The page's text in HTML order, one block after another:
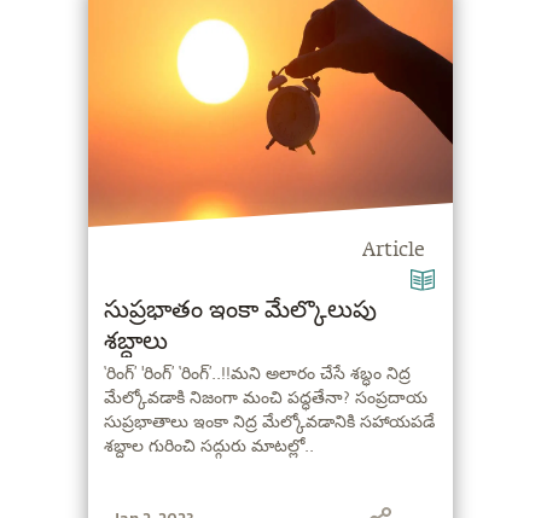
Article
సుప్రభాతం ఇంకా మేల్కొలుపు
శబ్దాలు
‘రింగ్’ 'రింగ్’ ‘రింగ్’..!!మని అలారం చేసే శబ్ధం నిద్ర
మేల్కోవడాకి నిజంగా మంచి పద్ధతేనా? సంప్రదాయ
సుప్రభాతాలు ఇంకా నిద్ర మేల్కోవడానికి సహాయపడే
శబ్దాల గురించి సద్గురు మాటల్లో..